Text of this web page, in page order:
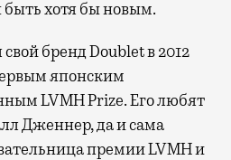
хотя бы новым.
бренд Doublet в 2012
японским
LVMH Prize. Его любят
Дженнер, да и сама
премии LVMH и